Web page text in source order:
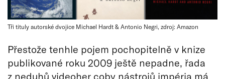
Tři tituly autorské dvojice Michael Hardt & Antonio Negri, zdroj: Amazon
Přestože tenhle pojem pochopitelně v knize
publikované roku 2009 ještě nepadne, řada
z neduhů videoher coby nástrojů impéria má